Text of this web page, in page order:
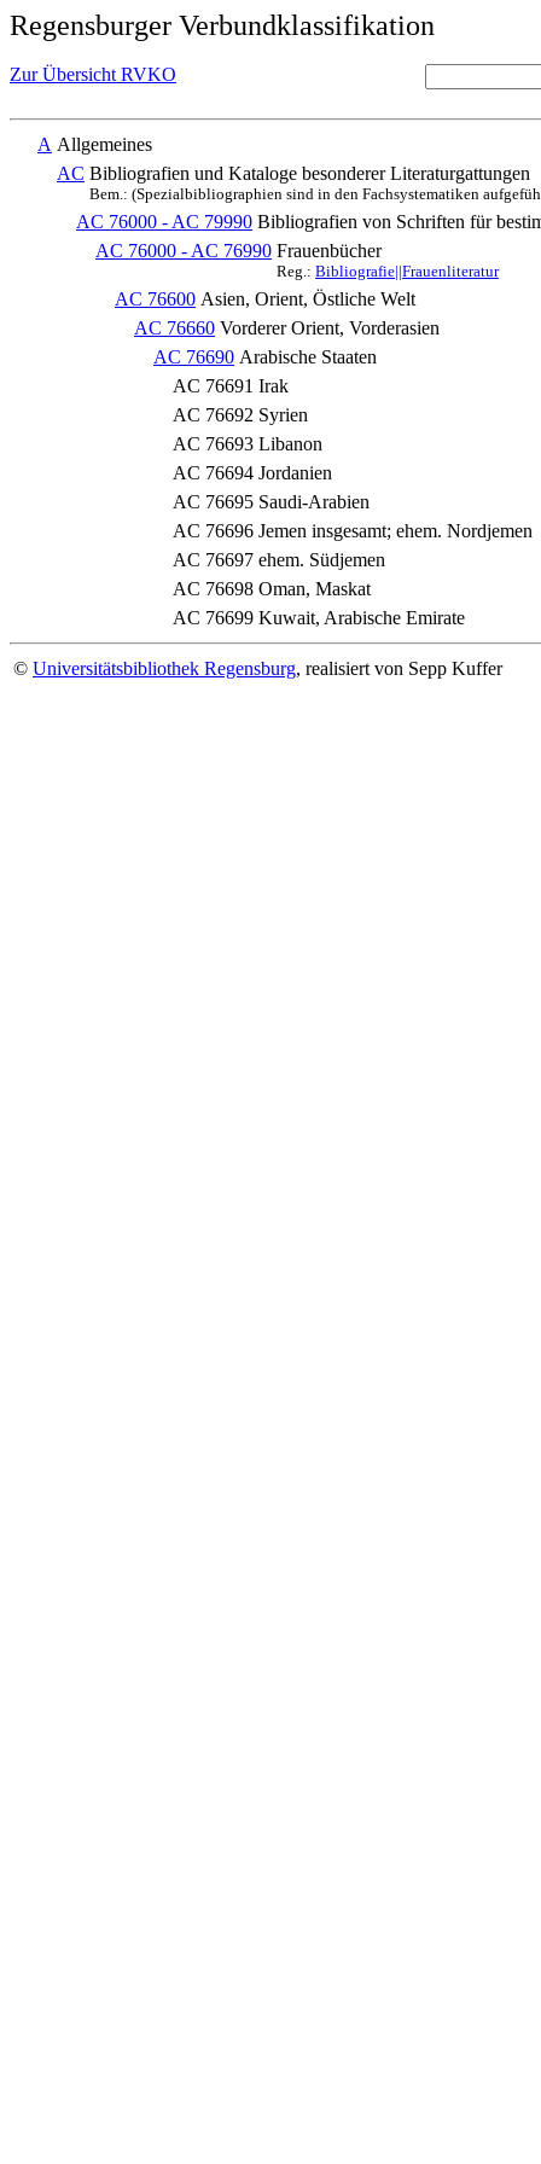
Regensburger Verbundklassifikation
Zur Übersicht RVKO
A Allgemeines
AC Bibliografien und Kataloge besonderer Literaturgattungen
Bem.: (Spezialbibliographien sind in den Fachsystematiken
AC 76000 - AC 79990 Bibliografien von Schriften für
AC 76000 - AC 76990 Frauenbücher
Reg.: Bibliografie||Frauenliteratur
AC 76600 Asien, Orient, Östliche Welt
AC 76660 Vorderer Orient, Vorderasien
AC 76690 Arabische Staaten
AC 76691 Irak
AC 76692 Syrien
AC 76693 Libanon
AC 76694 Jordanien
AC 76695 Saudi-Arabien
AC 76696 Jemen insgesamt; ehem. Nordjemen
AC 76697 ehem. Südjemen
AC 76698 Oman, Maskat
AC 76699 Kuwait, Arabische Emirate
© Universitätsbibliothek Regensburg, realisiert von Sepp Kuffer